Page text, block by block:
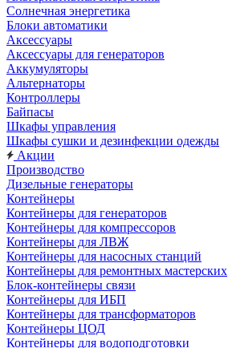
Солнечная энергетика
Блоки автоматики
Аксессуары
Аксессуары для генераторов
Аккумуляторы
Альтернаторы
Контроллеры
Байпасы
Шкафы управления
Шкафы сушки и дезинфекции одежды
Акции
Производство
Дизельные генераторы
Контейнеры
Контейнеры для генераторов
Контейнеры для компрессоров
Контейнеры для ЛВЖ
Контейнеры для насосных станций
Контейнеры для ремонтных мастерских
Блок-контейнеры связи
Контейнеры для ИБП
Контейнеры для трансформаторов
Контейнеры ЦОД
Контейнеры для водоподготовки